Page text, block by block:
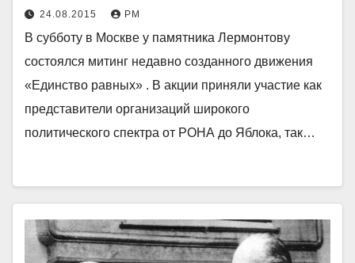
24.08.2015 РМ
В субботу в Москве у памятника Лермонтову
состоялся митинг недавно созданного движения
«Единство равных» . В акции приняли участие как
представители организаций широкого
политического спектра от РОНА до Яблока, так…